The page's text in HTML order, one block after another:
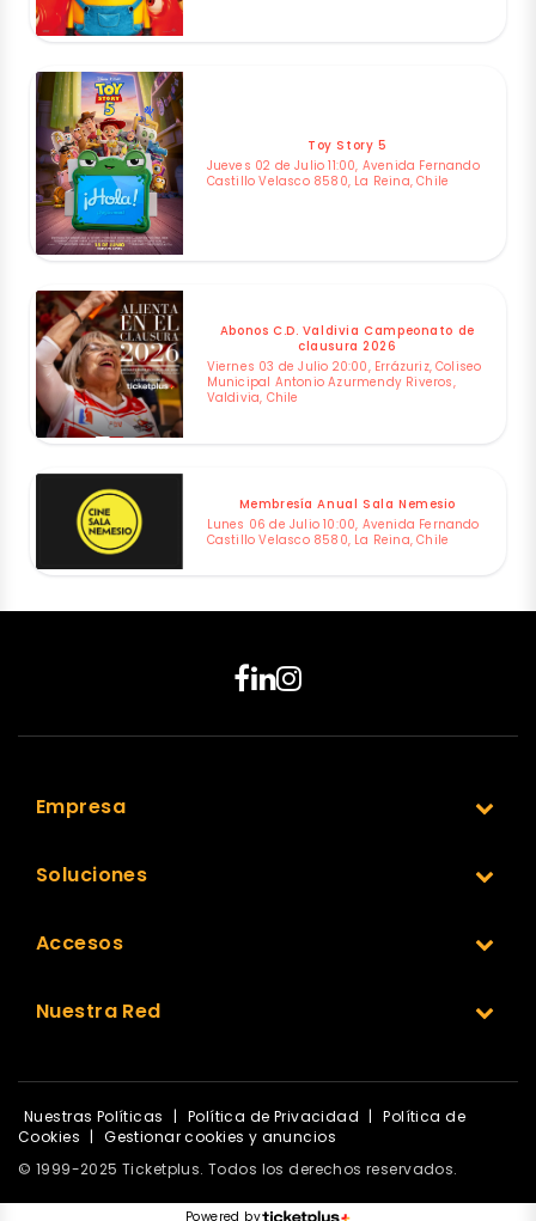
Toy Story 5
Jueves 02 de Julio 11:00, Avenida Fernando
Castillo Velasco 8580, La Reina, Chile
Abonos C.D. Valdivia Campeonato de
clausura 2026
Viernes 03 de Julio 20:00, Errázuriz, Coliseo
Municipal Antonio Azurmendy Riveros,
Valdivia, Chile
Membresía Anual Sala Nemesio
Lunes 06 de Julio 10:00, Avenida Fernando
Castillo Velasco 8580, La Reina, Chile
Empresa
Soluciones
Accesos
Nuestra Red
Nuestras Políticas | Política de Privacidad |
Política de
Cookies |
Gestionar cookies y anuncios
© 1999-2025 Ticketplus. Todos los derechos reservados.
Powered by